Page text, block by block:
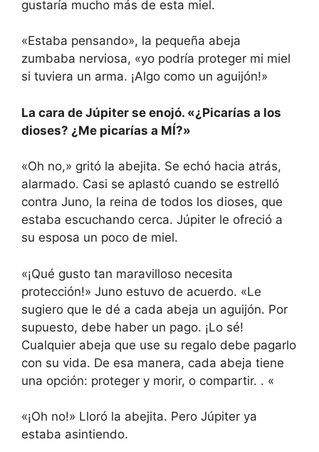
gustaría mucho más de esta miel.
«Estaba pensando», la pequeña abeja
zumbaba nerviosa, «yo podría proteger mi miel
si tuviera un arma. ¡Algo como un aguijón!»
La cara de Júpiter se enojó. «¿Picarías a los
dioses? ¿Me picarías a MÍ?»
«Oh no,» gritó la abejita. Se echó hacia atrás,
alarmado. Casi se aplastó cuando se estrelló
contra Juno, la reina de todos los dioses, que
estaba escuchando cerca. Júpiter le ofreció a
su esposa un poco de miel.
«¡Qué gusto tan maravilloso necesita
protección!» Juno estuvo de acuerdo. «Le
sugiero que le dé a cada abeja un aguijón. Por
supuesto, debe haber un pago. ¡Lo sé!
Cualquier abeja que use su regalo debe pagarlo
con su vida. De esa manera, cada abeja tiene
una opción: proteger y morir, o compartir. . «
«¡Oh no!» Lloró la abejita. Pero Júpiter ya
estaba asintiendo.